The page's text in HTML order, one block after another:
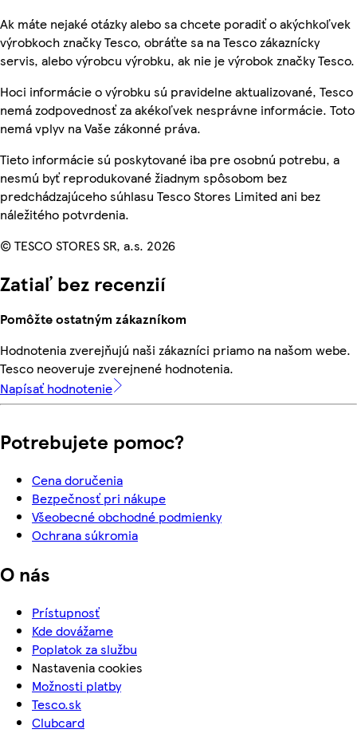
Ak máte nejaké otázky alebo sa chcete poradiť o akýchkoľvek
výrobkoch značky Tesco, obráťte sa na Tesco zákaznícky
servis, alebo výrobcu výrobku, ak nie je výrobok značky Tesco.
Hoci informácie o výrobku sú pravidelne aktualizované, Tesco
nemá zodpovednosť za akékoľvek nesprávne informácie. Toto
nemá vplyv na Vaše zákonné práva.
Tieto informácie sú poskytované iba pre osobnú potrebu, a
nesmú byť reprodukované žiadnym spôsobom bez
predchádzajúceho súhlasu Tesco Stores Limited ani bez
náležitého potvrdenia.
© TESCO STORES SR, a.s. 2026
Zatiaľ bez recenzií
Pomôžte ostatným zákazníkom
Hodnotenia zverejňujú naši zákazníci priamo na našom webe.
Tesco neoveruje zverejnené hodnotenia.
Napísať hodnotenie
Potrebujete pomoc?
Cena doručenia
Bezpečnosť pri nákupe
Všeobecné obchodné podmienky
Ochrana súkromia
O nás
Prístupnosť
Kde dovážame
Poplatok za službu
Nastavenia cookies
Možnosti platby
Tesco.sk
Clubcard